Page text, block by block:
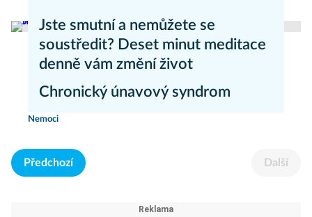
Jste smutní a nemůžete se
soustředit? Deset minut meditace
denně vám změní život
Psychika
Chronický únavový syndrom
Nemoci
Předchozí Další